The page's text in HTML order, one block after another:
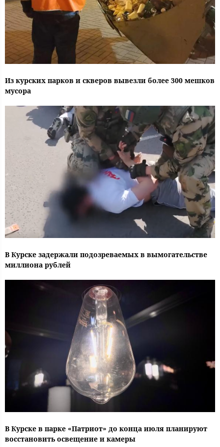
Из курских парков и скверов вывезли более 300 мешков
мусора
В Курске задержали подозреваемых в вымогательстве
миллиона рублей
В Курске в парке «Патриот» до конца июля планируют
восстановить освещение и камеры